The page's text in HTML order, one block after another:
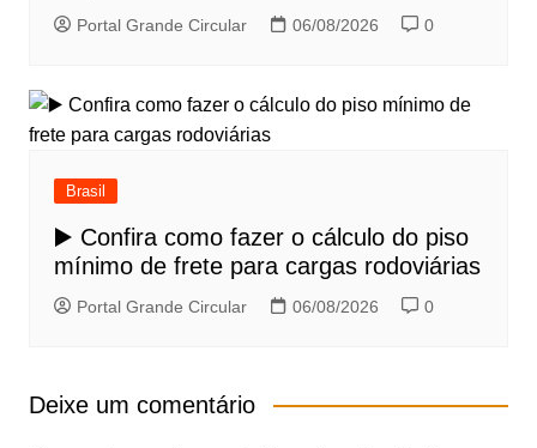
Portal Grande Circular 06/08/2026 0
Brasil
▶️ Confira como fazer o cálculo do piso
mínimo de frete para cargas rodoviárias
Portal Grande Circular 06/08/2026 0
Deixe um comentário